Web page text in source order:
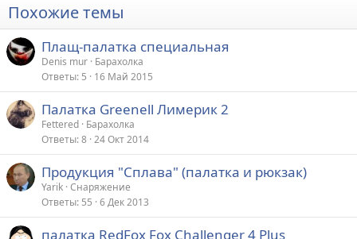
Похожие темы
Плащ-палатка специальная
Denis mur Барахолка
Ответы 5 16 Май 2015
Палатка Greenell Лимерик 2
Fettered Барахолка
Ответы 8 24 Окт 2014
Продукция "Сплава" (палатка и рюкзак)
Yarik Снаряжение
Ответы 55 6 Дек 2013
палатка RedFox Fox Challenger 4 Plus